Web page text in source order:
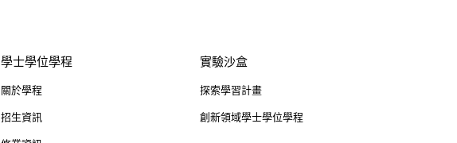
學士學位學程
關於學程
招生資訊
實驗沙盒
探索學習計畫
創新領域學士學位學程